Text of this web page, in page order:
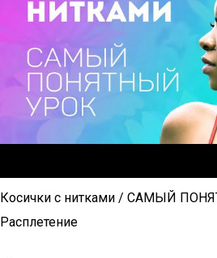
Косички с нитками / САМЫЙ
Расплетение